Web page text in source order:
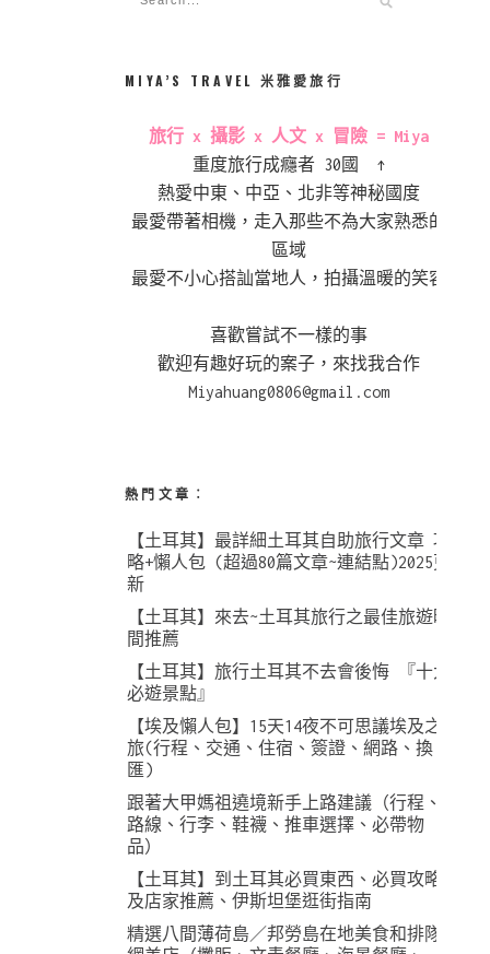
MIYA’S TRAVEL 米雅愛旅行
旅行 x 攝影 x 人文 x 冒險 = Miya
重度旅行成癮者 30國 ↑
熱愛中東、中亞、北非等神秘國度
最愛帶著相機，走入那些不為大家熟悉的
區域
最愛不小心搭訕當地人，拍攝溫暖的笑容
喜歡嘗試不一樣的事
歡迎有趣好玩的案子，來找我合作
Miyahuang0806@gmail.com
熱門文章︰
【土耳其】最詳細土耳其自助旅行文章 攻
略+懶人包 (超過80篇文章~連結點)2025更
新
【土耳其】來去~土耳其旅行之最佳旅遊時
間推薦
【土耳其】旅行土耳其不去會後悔 『十大
必遊景點』
【埃及懶人包】15天14夜不可思議埃及之
旅(行程、交通、住宿、簽證、網路、換
匯)
跟著大甲媽祖遶境新手上路建議（行程、
路線、行李、鞋襪、推車選擇、必帶物
品）
【土耳其】到土耳其必買東西、必買攻略
及店家推薦、伊斯坦堡逛街指南
精選八間薄荷島／邦勞島在地美食和排隊